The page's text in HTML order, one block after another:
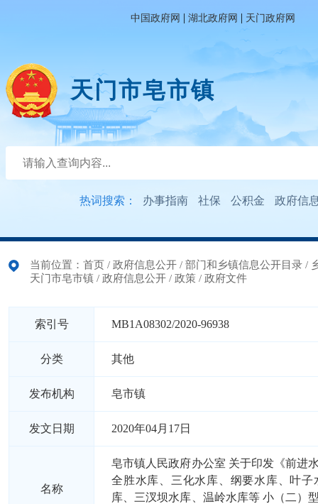
中国政府网 | 湖北政府网 | 天门政府网
天门市皂市镇
热词搜索： 办事指南 社保 公积金 政府信
当前位置： 首页 / 政府信息公开 / 部门和乡镇信息公开目录 /
天门市皂市镇 / 政府信息公开 / 政策 / 政府文件
索引号 MB1A08302/2020-96938
分类 其他
发布机构 皂市镇
发文日期 2020年04月17日
名称
皂市镇人民政府办公室 关于印发《前进
全胜水库、三化水库、纲要水库、叶子
库、三汊坝水库、温岭水库等 小（二）